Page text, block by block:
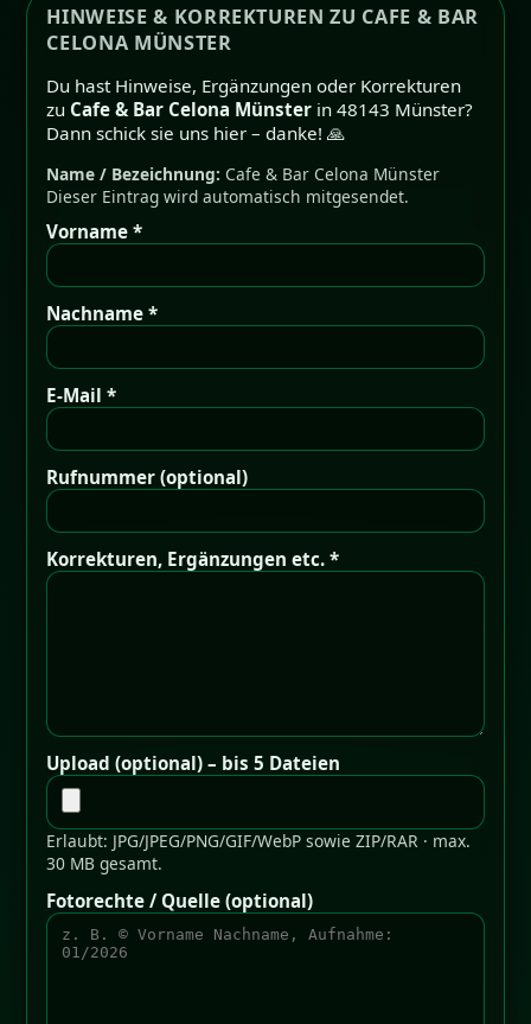
HINWEISE & KORREKTUREN ZU CAFE & BAR
CELONA MÜNSTER
Du hast Hinweise, Ergänzungen oder Korrekturen
zu Cafe & Bar Celona Münster in 48143 Münster?
Dann schick sie uns hier – danke! 🙏
Name / Bezeichnung: Cafe & Bar Celona Münster
Dieser Eintrag wird automatisch mitgesendet.
Vorname *
Nachname *
E-Mail *
Rufnummer (optional)
Korrekturen, Ergänzungen etc. *
Upload (optional) – bis 5 Dateien
Erlaubt: JPG/JPEG/PNG/GIF/WebP sowie ZIP/RAR · max.
30 MB gesamt.
Fotorechte / Quelle (optional)